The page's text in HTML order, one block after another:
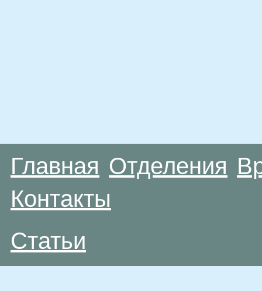
Главная Отделения
Контакты
Статьи